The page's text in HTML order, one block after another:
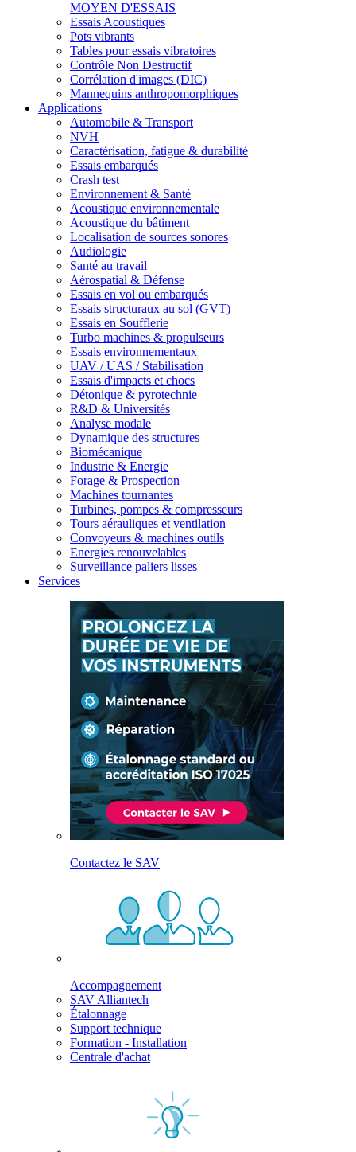
MOYEN D'ESSAIS
Essais Acoustiques
Pots vibrants
Tables pour essais vibratoires
Contrôle Non Destructif
Corrélation d'images (DIC)
Mannequins anthropomorphiques
Applications
Automobile & Transport
NVH
Caractérisation, fatigue & durabilité
Essais embarqués
Crash test
Environnement & Santé
Acoustique environnementale
Acoustique du bâtiment
Localisation de sources sonores
Audiologie
Santé au travail
Aérospatial & Défense
Essais en vol ou embarqués
Essais structuraux au sol (GVT)
Essais en Soufflerie
Turbo machines & propulseurs
Essais environnementaux
UAV / UAS / Stabilisation
Essais d'impacts et chocs
Détonique & pyrotechnie
R&D & Universités
Analyse modale
Dynamique des structures
Biomécanique
Industrie & Energie
Forage & Prospection
Machines tournantes
Turbines, pompes & compresseurs
Tours aérauliques et ventilation
Convoyeurs & machines outils
Energies renouvelables
Surveillance paliers lisses
Services
Contactez le SAV
Accompagnement
SAV Alliantech
Étalonnage
Support technique
Formation - Installation
Centrale d'achat